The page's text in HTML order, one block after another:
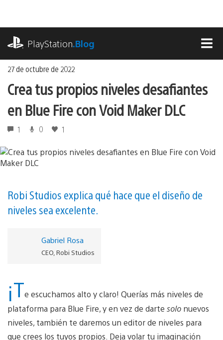
contenido
PlayStation.Blog
27 de octubre de 2022
Crea tus propios niveles desafiantes
en Blue Fire con Void Maker DLC
1 0 1
Robi Studios explica qué hace que el diseño de
niveles sea excelente.
Gabriel Rosa
CEO, Robi Studios
¡Te escuchamos alto y claro! Querías más niveles de
plataforma para Blue Fire, y en vez de darte solo nuevos
niveles, también te daremos un editor de niveles para
que crees los tuyos propios. Deja volar tu imaginación